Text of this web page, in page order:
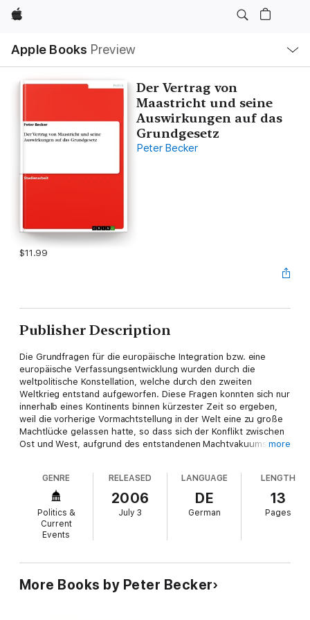
Apple
Apple Books Preview
Nav
Open
Menu
Der Vertrag von
Maastricht und seine
Auswirkungen auf das
Grundgesetz
Peter Becker
$11.99
Publisher Description
Die Grundfragen für die europäische Integration bzw. eine
europäische Verfassungsentwicklung wurden durch die
weltpolitische Konstellation, welche durch den zweiten
Weltkrieg entstand aufgeworfen. Diese Fragen konnten sich nur
innerhalb eines Kontinents binnen kürzester Zeit so ergeben,
weil die vorherige Vormachtstellung in der Welt eine zu große
Machtlücke gelassen hatte, so dass sich der Konflikt zwischen
Ost und West, aufgrund des entstandenen Machtvakuums
den offensichtlich werdenden Konflikt zwischen den russischen
und den amerikanischen Interessen eine eindeutige Niederlage
der europäischen alliierten Kräfte abzeichnete. Dies führte in
der frühen Nachkriegszeit, nach der Wiederherstellung der
deutschen Ordnung, zu den Anfängen der europäischen
Einigung; auf Initiative Frankreichs und Deutschlands begann mit
Verträge die Erfolgsgeschichte Europas. Bestätigt wurde der
Erfolgsweg zuletzt durch die politische Entscheidung von
more
GENRE
Politics &
Current
Events
RELEASED
2006
July 3
LANGUAGE
DE
German
LENGTH
13
Pages
More Books by Peter Becker